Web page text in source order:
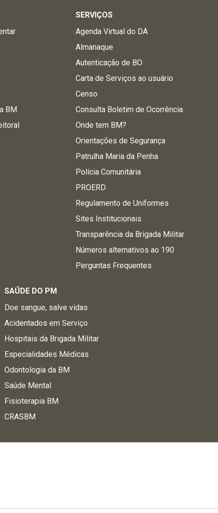
BM
SERVIÇOS
Agenda Virtual do DA
Almanaque
Autenticação de BO
Carta de Serviços ao usuário
Censo
Consulta Boletim de Ocorrência
Onde tem BM?
Orientações de Segurança
Patrulha Maria da Penha
Polícia Comunitária
PROERD
Regulamento de Uniformes
Sites Institucionais
Transparência da Brigada Militar
Números alternativos ao 190
Perguntas Frequentes
SAÚDE DO PM
Doe sangue, salve vidas
Acidentados em Serviço
Hospitais da Brigada Militar
Especialidades Médicas
Odontologia da BM
Saúde Mental
Fisioterapia BM
CRASBM